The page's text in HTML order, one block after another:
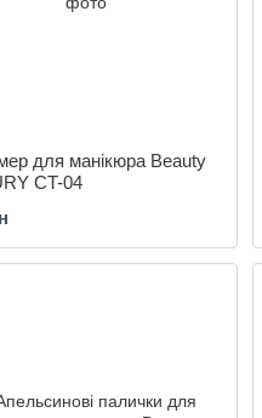
для манікюра Beauty
CT-04